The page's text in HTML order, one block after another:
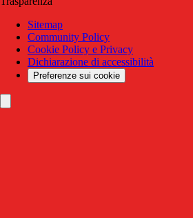
Sitemap
Community Policy
Cookie Policy e Privacy
Dichiarazione di accessibilità
Preferenze sui cookie